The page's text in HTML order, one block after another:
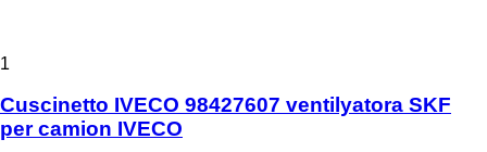
1
Cuscinetto IVECO 98427607 ventilyatora SKF
per camion IVECO